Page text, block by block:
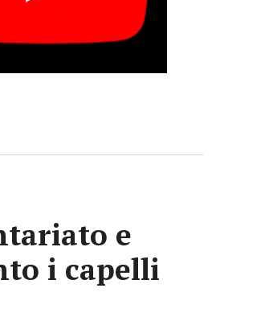
e
i capelli